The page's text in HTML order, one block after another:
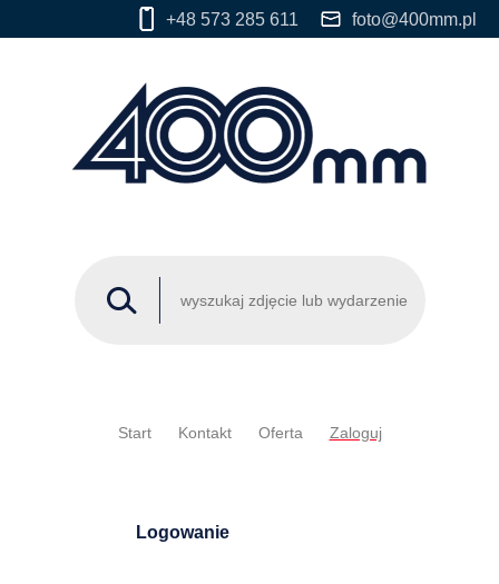
+48 573 285 611 foto@400mm.pl
Start Kontakt Oferta Zaloguj
Logowanie